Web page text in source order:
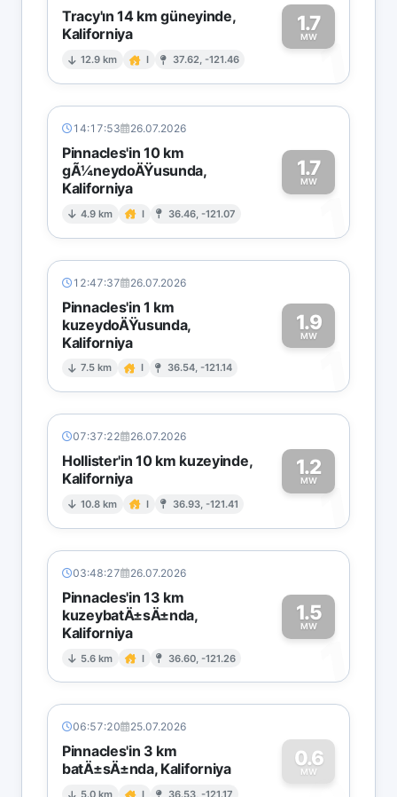
Tracy'ın 14 km güneyinde,
Kaliforniya
12.9 km I 37.62, -121.46
1.7
MW1
14:17:53 26.07.2026
Pinnacles'in 10 km
gÃ¼neydoÄŸusunda,
Kaliforniya
4.9 km I 36.46, -121.07
1.7
MW
1
12:47:37 26.07.2026
Pinnacles'in 1 km
kuzeydoÄŸusunda,
Kaliforniya
7.5 km I 36.54, -121.14
1.9
MW
1
07:37:22 26.07.2026
Hollister'in 10 km kuzeyinde,
Kaliforniya
10.8 km I 36.93, -121.41
1.2
MW1
03:48:27 26.07.2026
Pinnacles'in 13 km
kuzeybatÄ±sÄ±nda,
Kaliforniya
5.6 km I 36.60, -121.26
1.5
MW
1
06:57:20 25.07.2026
Pinnacles'in 3 km
batÄ±sÄ±nda, Kaliforniya
5.0 km I 36.53, -121.17
0.6
MW